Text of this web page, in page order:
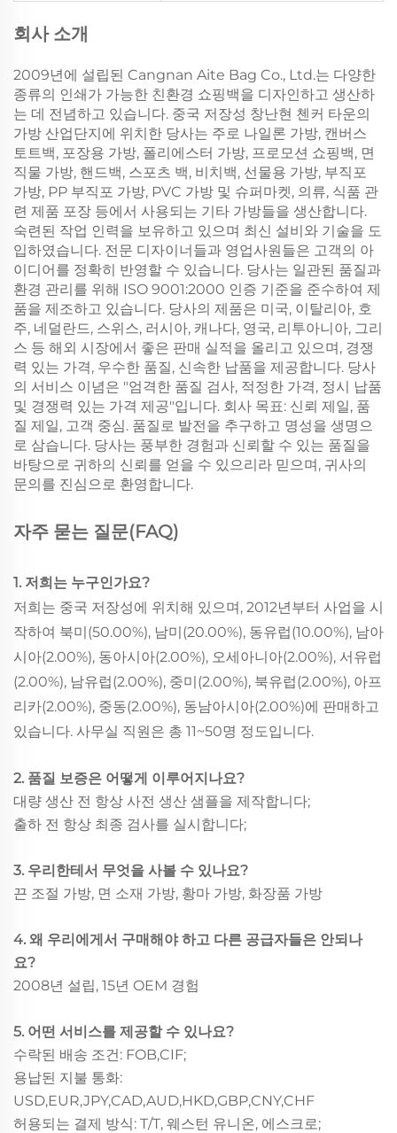
회사 소개
2009년에 설립된 Cangnan Aite Bag Co., Ltd.는 다양한
종류의 인쇄가 가능한 친환경 쇼핑백을 디자인하고 생산하
는 데 전념하고 있습니다. 중국 저장성 창난현 첸커 타운의
가방 산업단지에 위치한 당사는 주로 나일론 가방, 캔버스
토트백, 포장용 가방, 폴리에스터 가방, 프로모션 쇼핑백, 면
직물 가방, 핸드백, 스포츠 백, 비치백, 선물용 가방, 부직포
가방, PP 부직포 가방, PVC 가방 및 슈퍼마켓, 의류, 식품 관
련 제품 포장 등에서 사용되는 기타 가방들을 생산합니다.
숙련된 작업 인력을 보유하고 있으며 최신 설비와 기술을 도
입하였습니다. 전문 디자이너들과 영업사원들은 고객의 아
이디어를 정확히 반영할 수 있습니다. 당사는 일관된 품질과
환경 관리를 위해 ISO 9001:2000 인증 기준을 준수하여 제
품을 제조하고 있습니다. 당사의 제품은 미국, 이탈리아, 호
주, 네덜란드, 스위스, 러시아, 캐나다, 영국, 리투아니아, 그리
스 등 해외 시장에서 좋은 판매 실적을 올리고 있으며, 경쟁
력 있는 가격, 우수한 품질, 신속한 납품을 제공합니다. 당사
의 서비스 이념은 "엄격한 품질 검사, 적정한 가격, 정시 납품
및 경쟁력 있는 가격 제공"입니다. 회사 목표: 신뢰 제일, 품
질 제일, 고객 중심. 품질로 발전을 추구하고 명성을 생명으
로 삼습니다. 당사는 풍부한 경험과 신뢰할 수 있는 품질을
바탕으로 귀하의 신뢰를 얻을 수 있으리라 믿으며, 귀사의
문의를 진심으로 환영합니다.
자주 묻는 질문(FAQ)
1. 저희는 누구인가요?
저희는 중국 저장성에 위치해 있으며, 2012년부터 사업을 시
작하여 북미(50.00%), 남미(20.00%), 동유럽(10.00%), 남아
시아(2.00%), 동아시아(2.00%), 오세아니아(2.00%), 서유럽
(2.00%), 남유럽(2.00%), 중미(2.00%), 북유럽(2.00%), 아프
리카(2.00%), 중동(2.00%), 동남아시아(2.00%)에 판매하고
있습니다. 사무실 직원은 총 11~50명 정도입니다.
2. 품질 보증은 어떻게 이루어지나요?
대량 생산 전 항상 사전 생산 샘플을 제작합니다;
출하 전 항상 최종 검사를 실시합니다;
3. 우리한테서 무엇을 사볼 수 있나요?
끈 조절 가방, 면 소재 가방, 황마 가방, 화장품 가방
4. 왜 우리에게서 구매해야 하고 다른 공급자들은 안되나
요?
2008년 설립, 15년 OEM 경험
5. 어떤 서비스를 제공할 수 있나요?
수락된 배송 조건: FOB,CIF;
용납된 지불 통화:
USD,EUR,JPY,CAD,AUD,HKD,GBP,CNY,CHF
허용되는 결제 방식: T/T, 웨스턴 유니온, 에스크로;